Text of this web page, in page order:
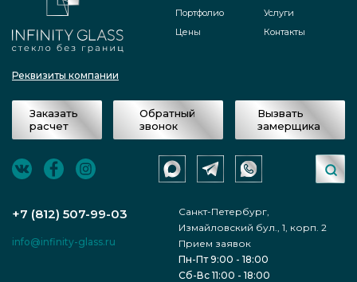
Реквизиты компании
Портфолио
Цены
Услуги
Контакты
Заказать
расчет
Обратный
звонок
Вызвать
замерщика
+7 (812) 507-99-03
Санкт-Петербург,
Измайловский бул., 1, корп. 2
info@infinity-glass.ru
Прием заявок
Пн-Пт 9:00 - 18:00
Сб-Вс 11:00 - 18:00